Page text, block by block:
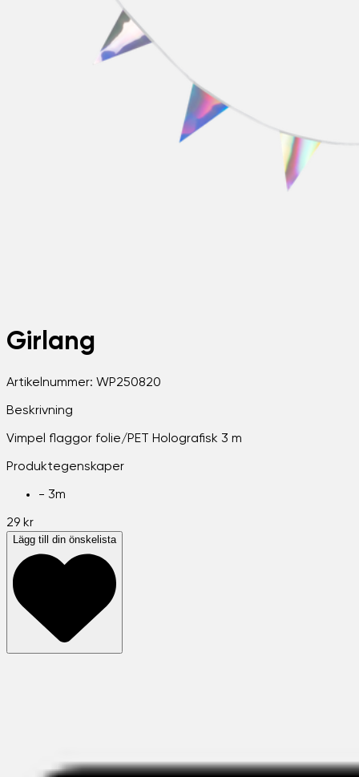
Girlang
Artikelnummer: WP250820
Beskrivning
Vimpel flaggor folie/PET Holografisk 3 m
Produktegenskaper
- 3m
29 kr
Lägg till din önskelista